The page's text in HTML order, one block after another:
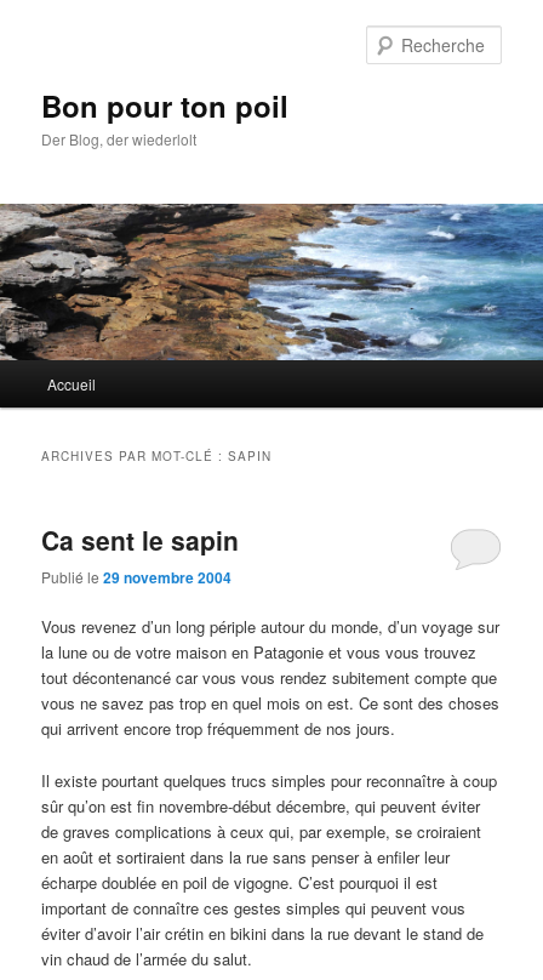
Bon pour ton poil
Der Blog, der wiederlolt
principal
Accueil
ARCHIVES PAR MOT-CLÉ :SAPIN
Ca sent le sapin
Publié le29 novembre 2004
Vous revenez d’un long périple autour du monde, d’un voyage sur
la lune ou de votre maison en Patagonie et vous vous trouvez
tout décontenancé car vous vous rendez subitement compte que
vous ne savez pas trop en quel mois on est. Ce sont des choses
qui arrivent encore trop fréquemment de nos jours.
Il existe pourtant quelques trucs simples pour reconnaître à coup
sûr qu’on est fin novembre-début décembre, qui peuvent éviter
de graves complications à ceux qui, par exemple, se croiraient
en août et sortiraient dans la rue sans penser à enfiler leur
écharpe doublée en poil de vigogne. C’est pourquoi il est
important de connaître ces gestes simples qui peuvent vous
éviter d’avoir l’air crétin en bikini dans la rue devant le stand de
vin chaud de l’armée du salut.